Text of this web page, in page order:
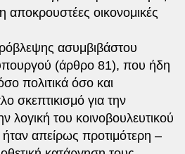
αποκρουστέες οικονομικές
ασυμβιβάστου
(άρθρο 81), που ήδη
πολιτικά όσο και
σκεπτικισμό για την
λογική του κοινοβουλευτικού
απείρως προτιμότερη –